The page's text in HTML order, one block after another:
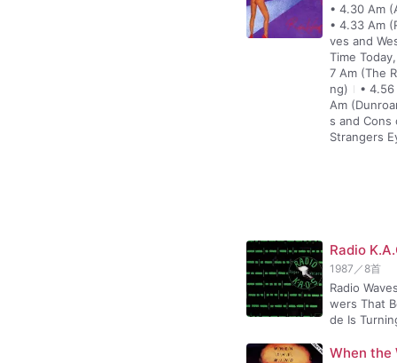
• 4.30 Am
• 4.33 Am
ves and
Time
7 Am (The
ng)
•
Am
s and Cons
Strangers
Radio
1987 ／ 8首
Radio
wers That
de Is
When the